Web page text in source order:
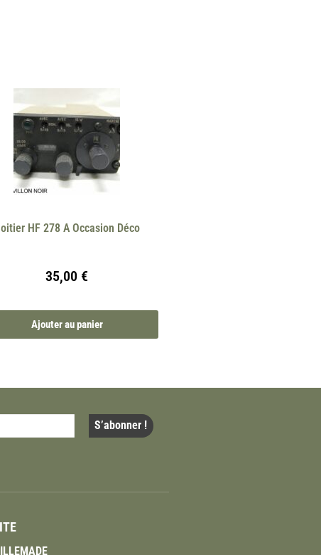
HF 278 A Occasion Déco
35,00 €
Ajouter au panier